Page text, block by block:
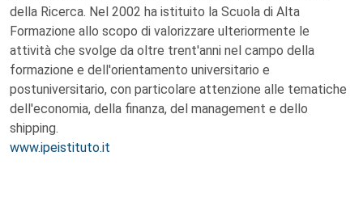
della Ricerca. Nel 2002 ha istituito la Scuola di Alta
Formazione allo scopo di valorizzare ulteriormente le
attività che svolge da oltre trent'anni nel campo della
formazione e dell'orientamento universitario e
postuniversitario, con particolare attenzione alle tematiche
dell'economia, della finanza, del management e dello
shipping.
www.ipeistituto.it